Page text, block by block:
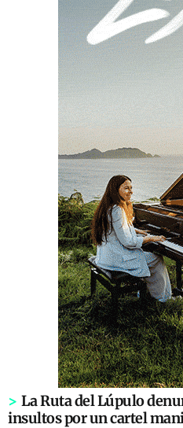
> La Ruta del Lúpulo
insultos por un cartel